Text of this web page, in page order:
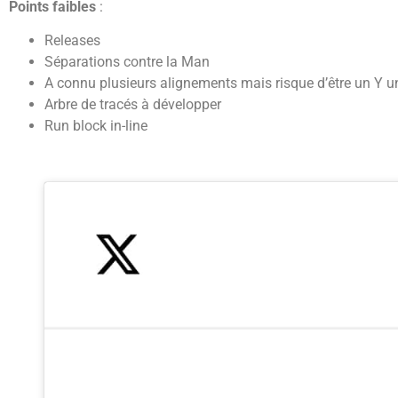
Points faibles :
Releases
Séparations contre la Man
A connu plusieurs alignements mais risque d’être un Y
Arbre de tracés à développer
Run block in-line